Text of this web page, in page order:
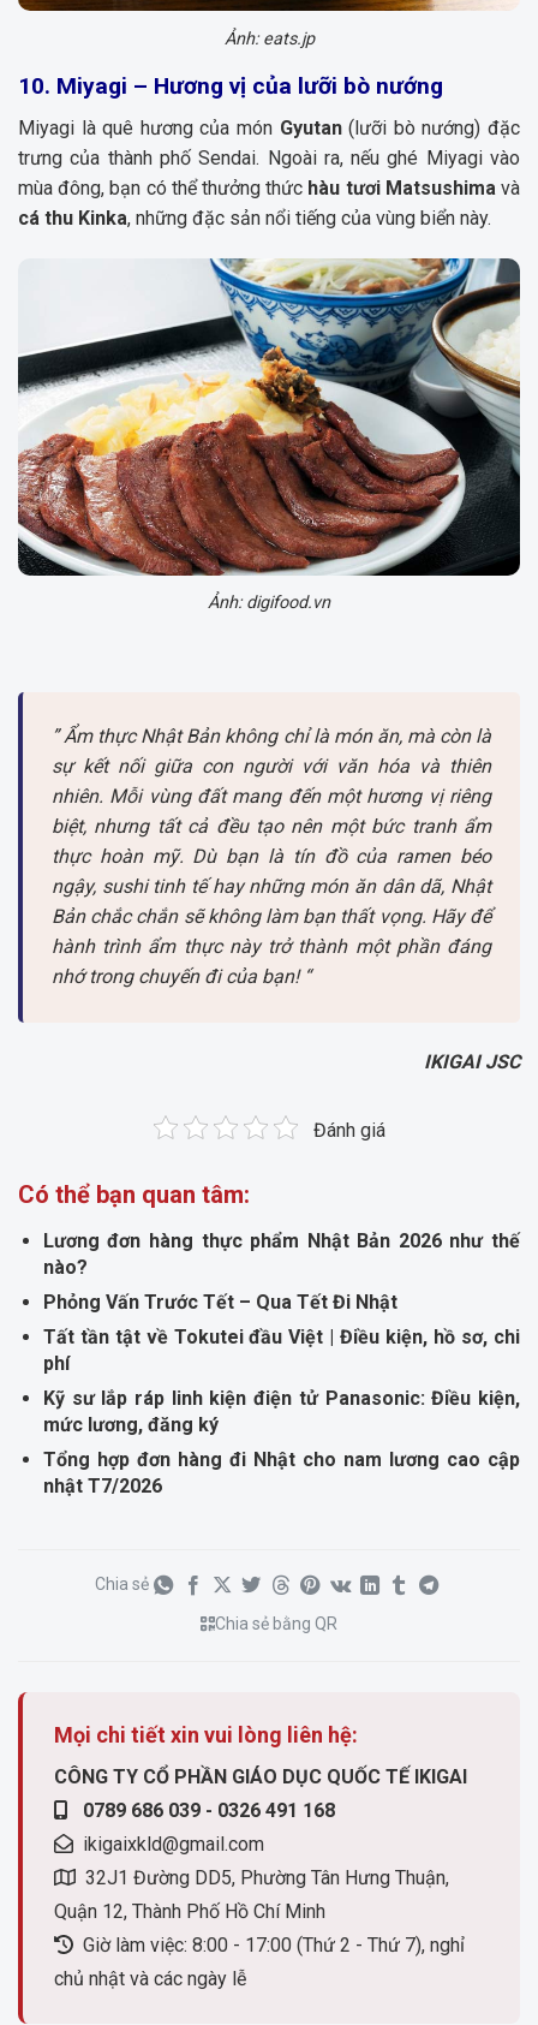
Ảnh: eats.jp
10. Miyagi – Hương vị của lưỡi bò nướng
Miyagi là quê hương của món Gyutan(lưỡi bò nướng) đặc
trưng của thành phố Sendai. Ngoài ra, nếu ghé Miyagi vào
mùa đông, bạn có thể thưởng thức hàu tươi Matsushimavà
cá thu Kinka, những đặc sản nổi tiếng của vùng biển này.
Ảnh: digifood.vn
” Ẩm thực Nhật Bản không chỉ là món ăn, mà còn là
sự kết nối giữa con người với văn hóa và thiên
nhiên. Mỗi vùng đất mang đến một hương vị riêng
biệt, nhưng tất cả đều tạo nên một bức tranh ẩm
thực hoàn mỹ. Dù bạn là tín đồ của ramen béo
ngậy, sushi tinh tế hay những món ăn dân dã, Nhật
Bản chắc chắn sẽ không làm bạn thất vọng. Hãy để
hành trình ẩm thực này trở thành một phần đáng
nhớ trong chuyến đi của bạn! “
IKIGAI JSC
Đánh giá
Có thể bạn quan tâm:
Lương đơn hàng thực phẩm Nhật Bản 2026 như thế
nào?
Phỏng Vấn Trước Tết – Qua Tết Đi Nhật
Tất tần tật về Tokutei đầu Việt | Điều kiện, hồ sơ, chi
phí
Kỹ sư lắp ráp linh kiện điện tử Panasonic: Điều kiện,
mức lương, đăng ký
Tổng hợp đơn hàng đi Nhật cho nam lương cao cập
nhật T7/2026
Chia sẻ
Chia sẻ bằng QR
Mọi chi tiết xin vui lòng liên hệ:
CÔNG TY CỔ PHẦN GIÁO DỤC QUỐC TẾ IKIGAI
0789 686 039 - 0326 491 168
ikigaixkld@gmail.com
32J1 Đường DD5, Phường Tân Hưng Thuận,
Quận 12, Thành Phố Hồ Chí Minh
Giờ làm việc: 8:00 - 17:00 (Thứ 2 - Thứ 7), nghỉ
chủ nhật và các ngày lễ